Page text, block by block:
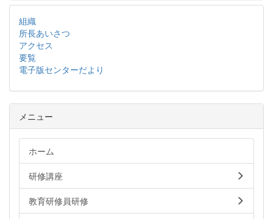
組織
所長あいさつ
アクセス
要覧
電子版センターだより
メニュー
ホーム
研修講座
教育研修員研修